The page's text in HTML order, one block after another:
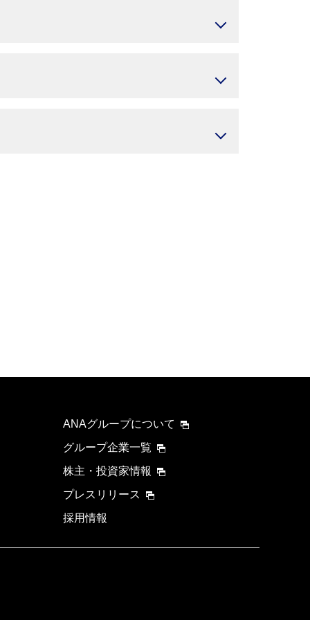
ANAグループについて
グループ企業一覧
株主・投資家情報
プレスリリース
採用情報